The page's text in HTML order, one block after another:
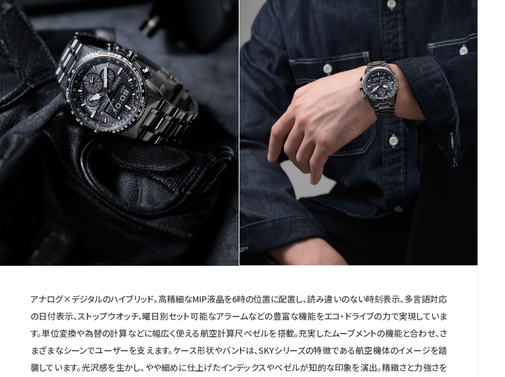
アナログ×デジタルのハイブリッド。高精細なMIP液晶を6時の位置に配置し、読み違いのない時刻表示、多言語対応
の日付表示、ストップウオッチ、曜日別セット可能なアラームなどの豊富な機能をエコ・ドライブの力で実現していま
す。単位変換や為替の計算などに幅広く使える航空計算尺ベゼルを搭載。充実したムーブメントの機能と合わせ、さ
まざまなシーンでユーザーを支えます。ケース形状やバンドは、SKYシリーズの特徴である航空機体のイメージを踏
襲しています。光沢感を生かし、やや細めに仕上げたインデックスやベゼルが知的な印象を演出。精緻さと力強さを